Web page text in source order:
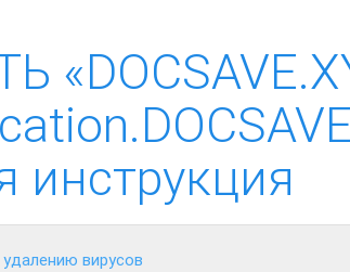
инструкция
вирусов